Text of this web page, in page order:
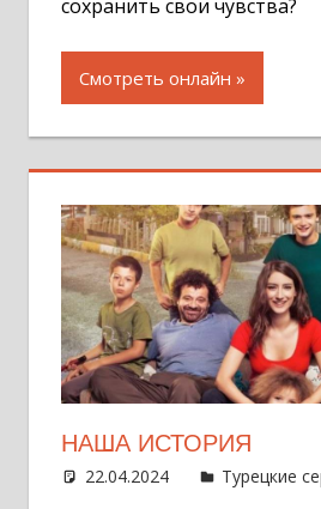
сохранить свои чувства?
Смотреть онлайн
НАША ИСТОРИЯ
22.04.2024 Турецкие